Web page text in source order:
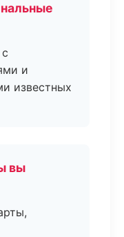
и
известных
вы